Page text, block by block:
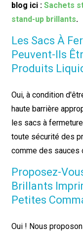
blog ici : Sachets
stand-up brillants.
Les Sacs À
Peuvent-Ils
Produits
Oui, à condition
haute barrière
les sacs à
toute sécurité des
comme des sauces
Proposez-
Brillants
Petites
Oui ! Nous